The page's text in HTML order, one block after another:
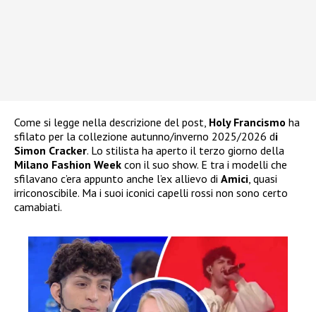
Come si legge nella descrizione del post, Holy Francismo ha
sfilato per la collezione autunno/inverno 2025/2026 di
Simon Cracker. Lo stilista ha aperto il terzo giorno della
Milano Fashion Week con il suo show. E tra i modelli che
sfilavano c’era appunto anche l’ex allievo di Amici, quasi
irriconoscibile. Ma i suoi iconici capelli rossi non sono certo
camabiati.